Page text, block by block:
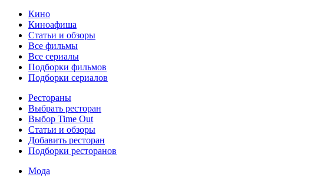
Кино
Киноафиша
Статьи и обзоры
Все фильмы
Все сериалы
Подборки фильмов
Подборки сериалов
Рестораны
Выбрать ресторан
Выбор Time Out
Статьи и обзоры
Добавить ресторан
Подборки ресторанов
Мода